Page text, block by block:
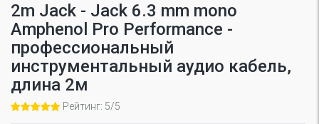
2m Jack - Jack 6.3 mm mono
Amphenol Pro Performance -
профессиональный
инструментальный аудио кабель,
длина 2м
Рейтинг: 5/5